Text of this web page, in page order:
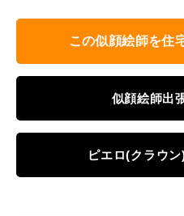
この似顔絵師を住
似顔絵師出
ピエロ(クラウ